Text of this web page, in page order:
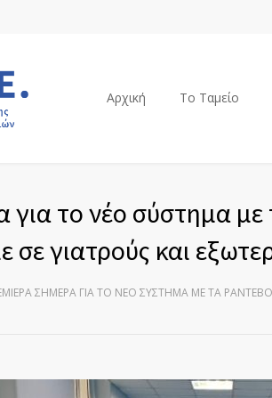
Αρχική Το Ταμείο
για το νέο σύστημα
γιατρούς και
ΣΉΜΕΡΑ ΓΙΑ ΤΟ ΝΈΟ ΣΎΣΤΗΜΑ ΜΕ ΤΑ